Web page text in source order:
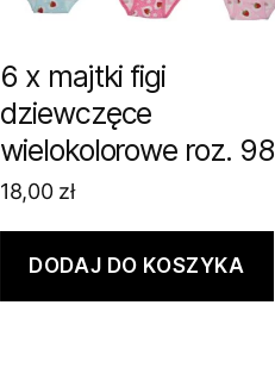
6 x majtki figi
dziewczęce
wielokolorowe roz. 98
18,00 zł
DODAJ DO KOSZYKA